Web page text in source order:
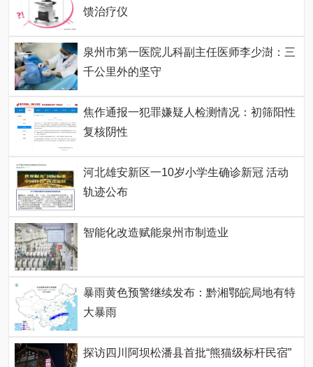
馈治疗仪
泉州市第一医院儿科副主任医师李少澍：三
千公里外的坚守
焦作通报一犯罪嫌疑人检测情况：初筛阳性
复核阴性
河北雄安新区一10岁小学生确诊新冠 活动
轨迹公布
智能化改造赋能泉州市制造业
暴雨黄色预警继续发布：黔湘鄂皖局地有特
大暴雨
探访四川阿坝松潘县首批“熊猫级标杆民宿”